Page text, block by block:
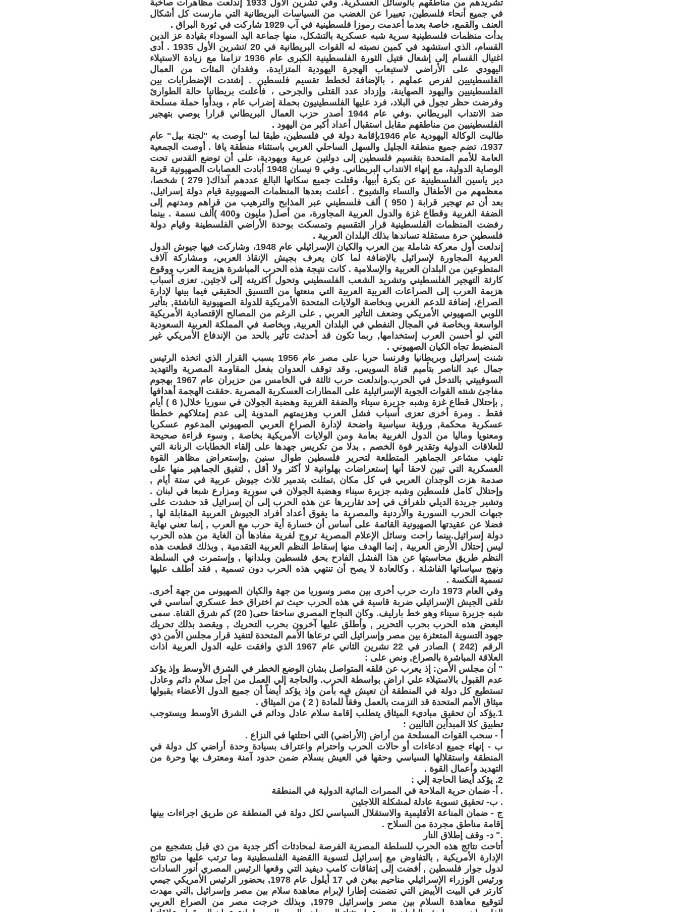
تشريدهم من مناطقهم بالوسائل العسكرية. وفي تشرين الأول 1933 إندلعت مظاهرات صاخبة
في جميع أنحاء فلسطين، تعبيرا عن الغضب من السياسات البريطانية التي مارست كل أشكال
العنف والقمع، خاصة بعدما أعدمت رموزا فلسطينية في آب 1929 شاركت في ثورة البراق .
بدأت منظمات فلسطينية سرية شبه عسكرية بالتشكل، منها جماعة اليد السوداء بقيادة عز الدين
القسام، الذي استشهد في كمين نصبته له القوات البريطانية في 20 /تشرين الأول 1935 . أدى
اغتيال القسام إلى إشعال فتيل الثورة الفلسطينية الكبرى عام 1936 تزامنا مع زيادة الاستيلاء
اليهودي على الأراضي لاستيعاب الهجرة اليهودية المتزايدة، وفقدان المئات من العمال
الفلسطينيين لفرص عملهم ، بالإضافة لخطط تقسيم فلسطين . إشتدت الإضطرابات بين
الفلسطينيين واليهود الصهاينة، وإزداد عدد القتلى والجرحى ، فأعلنت بريطانيا حالة الطوارئ
وفرضت حظر تجول في البلاد، فرد عليها الفلسطينيون بحملة إضراب عام ، وبدأوا حملة مسلحة
ضد الانتداب البريطاني .وفي عام 1944 أصدر حزب العمال البريطاني قرارا يوصي بتهجير
الفلسطينيين من مناطقهم مقابل استقبال أعداد أكبر من اليهود .
طالبت الوكالة اليهودية عام 1946بإقامة دولة في فلسطين، طبقا لما أوصت به "لجنة بيل" عام
1937، تضم جميع منطقة الجليل والسهل الساحلي الغربي باستثناء منطقة يافا . أوصت الجمعية
العامة للأمم المتحدة بتقسيم فلسطين إلى دولتين عربية ويهودية، على أن توضع القدس تحت
الوصاية الدولية، مع إنهاء الانتداب البريطاني. وفي 9 نيسان 1948 أبادت العصابات الصهيونية قرية
دير ياسين الفلسطينية عن بكرة أبيها، وقتلت جميع سكانها البالغ عددهم آنذاك( 279 ) شخصا،
معظمهم من الأطفال والنساء والشيوخ . أعلنت بعدها المنظمات الصهيونية قيام دولة إسرائيل،
بعد أن تم تهجير قرابة ( 950 ) ألف فلسطيني عبر المذابح والترهيب من قراهم ومدنهم إلى
الضفة الغربية وقطاع غزة والدول العربية المجاورة، من أصل( مليون و400 )ألف نسمة . بينما
رفضت المنظمات الفلسطينية قرار التقسيم وتمسكت بوحدة الأراضي الفلسطينة وقيام دولة
فلسطين حرة مستقلة تساندها بذلك البلدان العربية .
إندلعت أول معركة شاملة بين العرب والكيان الإسرائيلي عام 1948، وشاركت فيها جيوش الدول
العربية المجاورة لإسرائيل بالإضافة لما كان يعرف بجيش الإنقاذ العربي، ومشاركة آلاف
المتطوعين من البلدان العربية والإسلامية . كانت نتيجة هذه الحرب المباشرة هزيمة العرب ووقوع
كارثة التهجير الفلسطيني وتشريد الشعب الفلسطيني وتحول أكثريته إلى لاجئين. تعزى أسباب
هزيمة العرب إلى الصراعات العربية العربية التي منعتها من التنسيق الحقيقي فيما بينها لإدارة
الصراع، إضافة للدعم الغربي وبخاصة الولايات المتحدة الأمريكية للدولة الصهيونية الناشئة, بتأثير
اللوبي الصهيوني الأمريكي وضعف التأثير العربي , على الرغم من المصالح الإقتصادية الأمريكية
الواسعة وبخاصة في المجال النفطي في البلدان العربية, وبخاصة في المملكة العربية السعودية
التي لو أحسن العرب إستخدامها, ربما تكون قد أحدثت تأثير بالحد من الإندفاع الأمريكي غير
المنضبط تجاه الكيان الصهيوني .
شنت إسرائيل وبريطانيا وفرنسا حربا على مصر عام 1956 بسبب القرار الذي اتخذه الرئيس
جمال عبد الناصر بتأميم قناة السويس. وقد توقف العدوان بفعل المقاومة المصرية والتهديد
السوفييتي بالتدخل في الحرب.وإندلعت حرب ثالثة في الخامس من حزيران عام 1967 بهجوم
مفاجئ شنته القوات الجوية الإسرائيلية على المطارات العسكرية المصرية .حققت الهجمة أهدافها
, بإحتلال قطاع غزة وشبه جزيرة سيناء والضفة الغربية وهضبة الجولان في سوريا خلال( 6 ) أيام
فقط . ومرة أخرى تعزى أسباب فشل العرب وهزيمتهم المدوية إلى عدم إمتلاكهم خططا
عسكرية محكمة, ورؤية سياسية واضحة لإدارة الصراع العربي الصهيوني المدعوم عسكريا
ومعنويا وماليا من الدول الغربية بعامة ومن الولايات الأمريكية بخاصة , وسوء قراءة صحيحة
للعلاقات الدولية وتقدير قوة الخصم , بدلا من تكريس جهدها على إلقاء الخطابات الرنانة التي
تلهب مشاعر الجماهير المتطلعة لتحرير فلسطين طوال سنين ,وإستعراض مظاهر القوة
العسكرية التي تبين لاحقا أنها إستعراضات بهلوانية لا أكثر ولا أقل , لتفيق الجماهير منها على
صدمة هزت الوجدان العربي في كل مكان ,تمثلت بتدمير ثلاث جيوش عربية في ستة أيام ,
وإحتلال كامل فلسطين وشبه جزيرة سيناء وهضبة الجولان في سورية ومزارع شبعا في لبنان .
وتشير جريدة الديلي تلغراف في إحد تقاريرها عن هذه الحرب إلى أن إسرائيل قد حشدت على
جبهات الحرب السورية والأردنية والمصرية ما يفوق أعداد أفراد الجيوش العربية المقابلة لها ,
فضلا عن عقيدتها الصهيونية القائمة على أساس أن خسارة أية حرب مع العرب , إنما تعني نهاية
دولة إسرائيل.بينما راحت وسائل الإعلام المصرية تروج لفرية مفادها أن الغاية من هذه الحرب
ليس إحتلال الأرض العربية , إنما الهدف منها إسقاط النظم العربية التقدمية , وبذلك قطعت هذه
النظم طريق محاسبتها عن هذا الفشل الفادح بحق فلسطين وبلدانها , وإستمرت في السلطة
ونهج سياساتها الفاشلة . وكالعادة لا يصح أن تنتهي هذه الحرب دون تسمية , فقد أطلف عليها
تسمية النكسة .
وفي العام 1973 دارت حرب أخرى بين مصر وسوريا من جهة والكيان الصهيونى من جهة أخرى.
تلقى الجيش الإسرائيلي ضربة قاسية في هذه الحرب حيث تم اختراق خط عسكري أساسي في
شبه جزيرة سيناء وهو خط بارليف. وكان النجاح المصري ساحقا حتى( 20) كم شرق القناة. سمى
البعض هذه الحرب بحرب التحرير , وأطلق عليها آخرون بحرب التحريك , ويقصد بذلك تحريك
جهود التسوية المتعثرة بين مصر وإسرائيل التي ترعاها الأمم المتحدة لتنفيذ قرار مجلس الأمن ذي
الرقم (242 ) الصادر في 22 نشرين الثاني عام 1967 الذي وافقت عليه الدول العربية اذات
العلاقة المباشرة بالصراع, ونص على :
" أن مجلس الأمن: إذ يعرب عن قلقه المتواصل بشان الوضع الخطر في الشرق الأوسط وإذ يؤكد
عدم القبول بالاستيلاء علي اراض بواسطة الحرب. والحاجة إلي العمل من أجل سلام دائم وعادل
تستطيع كل دولة في المنطقة أن تعيش فيه بأمن وإذ يؤكد أيضاً أن جميع الدول الأعضاء بقبولها
ميثاق الأمم المتحدة قد التزمت بالعمل وفقاً للمادة ( 2 ) من الميثاق .
1.يؤكد أن تحقيق مباديء الميثاق يتطلب إقامة سلام عادل ودائم في الشرق الأوسط ويستوجب
تطبيق كلا المبدأين التاليين :
أ - سحب القوات المسلحة من أراض (الأراضي) التي احتلتها في النزاع .
ب - إنهاء جميع ادعاءات أو حالات الحرب واحترام واعتراف بسيادة وحدة أراضي كل دولة في
المنطقة واستقلالها السياسي وحقها في العيش بسلام ضمن حدود آمنة ومعترف بها وحرة من
التهديد وأعمال القوة .
2. يؤكد أيضا الحاجة إلي :
. أ- ضمان حرية الملاحة في الممرات المائية الدولية في المنطقة
. ب- تحقيق تسوية عادلة لمشكلة اللاجئين
ج - ضمان المناعة الأقليمية والاستقلال السياسي لكل دولة في المنطقة عن طريق اجراءات بينها
إقامة مناطق مجردة من السلاح .
." د- وقف إطلاق النار
أتاحت نتائج هذه الحرب للسلطة المصرية الفرصة لمحادثات أكثر جدية من ذي قبل بتشجيع من
الإدارة الأمريكية , بالتفاوض مع إسرائيل لتسوية االقضية الفلسطينية وما ترتب عليها من نتائج
لدول جوار فلسطين , أفضت إلى إتفاقات كامب ديفيد التي وقعها الرئيس المصري أنور السادات
ورئيس الوزراء الإسرائيلي مناحيم بيغن في 17 أيلول عام 1978, بحضور الرئيس الأمريكي جيمي
كارتر في البيت الأييض التي تضمنت إطارا لإبرام معاهدة سلام بين مصر وإسرائيل ,التي مهدت
لتوقيع معاهدة السلام بين مصر وإسرائيل 1979, وبذلك خرجت مصر من الصراع العربي